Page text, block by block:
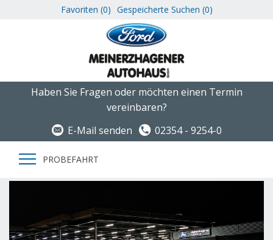
Favoriten (0) Gespeicherte Suchen (0)
Haben Sie Fragen oder möchten einen Termin
vereinbaren?
E-Mail senden
02354 - 9254-0
PROBEFAHRT